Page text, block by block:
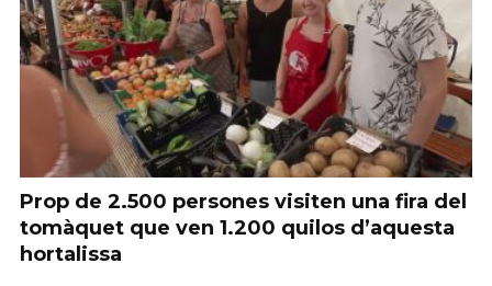
Prop de 2.500 persones visiten una fira del
tomàquet que ven 1.200 quilos d’aquesta
hortalissa